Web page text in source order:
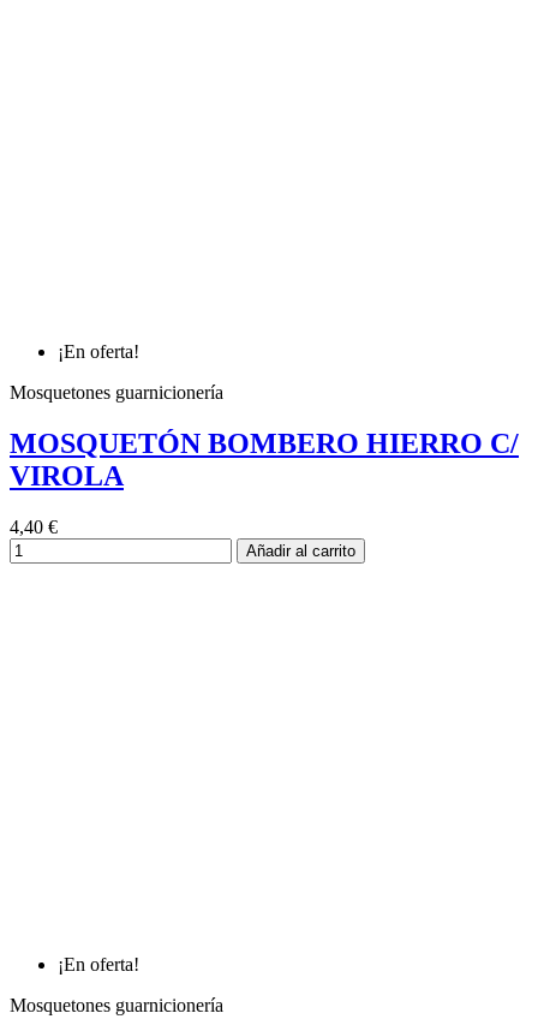
¡En oferta!
Mosquetones guarnicionería
MOSQUETÓN BOMBERO HIERRO C/
VIROLA
4,40 €
Añadir al carrito
¡En oferta!
Mosquetones guarnicionería